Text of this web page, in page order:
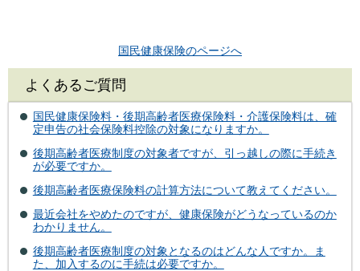
国民健康保険のページへ
よくあるご質問
国民健康保険料・後期高齢者医療保険料・介護保険料は、確
定申告の社会保険料控除の対象になりますか。
後期高齢者医療制度の対象者ですが、引っ越しの際に手続き
が必要ですか。
後期高齢者医療保険料の計算方法について教えてください。
最近会社をやめたのですが、健康保険がどうなっているのか
わかりません。
後期高齢者医療制度の対象となるのはどんな人ですか。ま
た、加入するのに手続は必要ですか。